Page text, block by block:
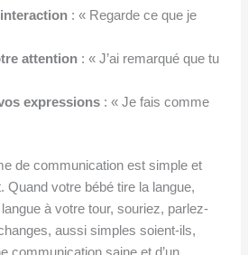
: « Regarde ce que je
attention: « J’ai remarqué que tu
expressions: « Je fais comme
de communication est simple et
Quand votre bébé tire la langue,
à votre tour, souriez, parlez-
aussi simples soient-ils,